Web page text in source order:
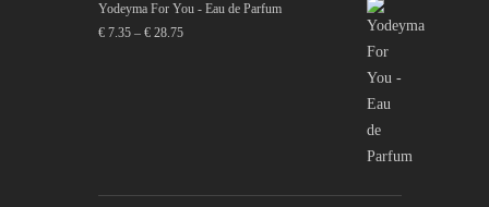
Yodeyma For You - Eau de Parfum
€7.35 – €28.75Price